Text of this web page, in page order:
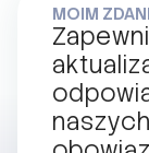
MOIM